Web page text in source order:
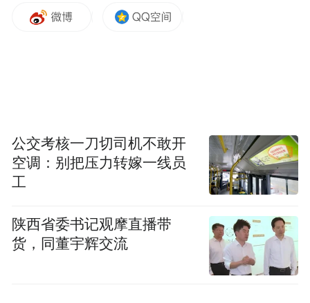
学、诊断学、影像学等多学科间交叉融合，
做了大量的尝试与突破。生物与医药学科目
前拥有4个省级工程研究中心等创新平台、1
个省级实验教学示范中心、1个“山东省高校
黄大年式教师团队”、4个青年创新团队；先
后在国内外高水平期刊上发表论文456篇，授
权发明专利57件，获省科技奖1项，展现出较
公交考核一刀切司机不敢开
空调：别把压力转嫁一线员
工
陕西省委书记观摩直播带
货，同董宇辉交流